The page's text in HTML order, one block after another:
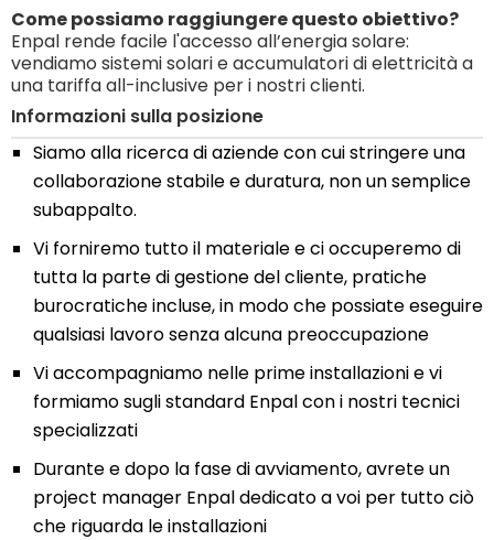
Come possiamo raggiungere questo obiettivo?
Enpal rende facile l'accesso all’energia solare:
vendiamo sistemi solari e accumulatori di elettricità a
una tariffa all-inclusive per i nostri clienti.
Informazioni sulla posizione
Siamo alla ricerca di aziende con cui stringere una
collaborazione stabile e duratura, non un semplice
subappalto.
Vi forniremo tutto il materiale e ci occuperemo di
tutta la parte di gestione del cliente, pratiche
burocratiche incluse, in modo che possiate eseguire
qualsiasi lavoro senza alcuna preoccupazione
Vi accompagniamo nelle prime installazioni e vi
formiamo sugli standard Enpal con i nostri tecnici
specializzati
Durante e dopo la fase di avviamento, avrete un
project manager Enpal dedicato a voi per tutto ciò
che riguarda le installazioni